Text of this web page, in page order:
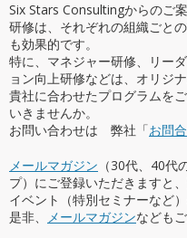
Six Stars Consultingからのご
研修は、それぞれの組織ごと
も効果的です。
特に、マネジャー研修、リー
ョン向上研修などは、オリジ
貴社に合わせたプログラムを
いきませんか。
お問い合わせは 弊社「お問
メールマガジン （30代、40
プ）にご登録いただきますと
イベント（特別セミナーなど
是非、
メールマガジンなども